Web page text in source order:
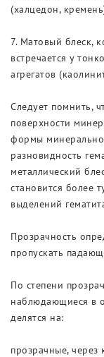
(халцедон,
7. Матовый блеск,
встречается у
агрегатов
Следует помнить,
поверхности
формы
разновидность
металлический
становится более
выделений
Прозрачность
пропускать
По степени
наблюдающиеся в
делятся на:
прозрачные,